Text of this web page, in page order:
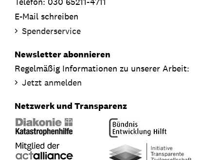
E-Mail schreiben
Spenderservice
Newsletter abonnieren
Regelmäßig Informationen zu unserer Arbeit:
Jetzt anmelden
Netzwerk und Transparenz